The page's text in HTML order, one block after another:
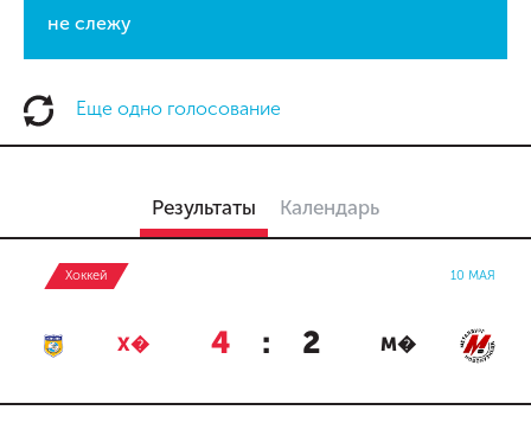
не слежу
Еще одно голосование
Результаты Календарь
Хоккей 10 МАЯ
Х� 4 : 2 М�